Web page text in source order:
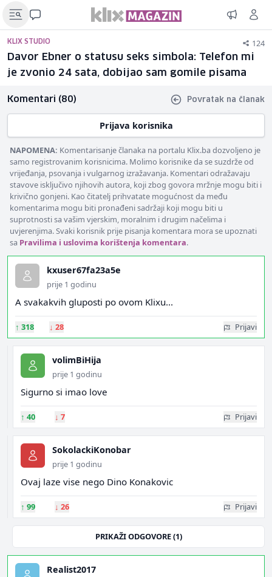
KLIX STUDIO 124
Davor Ebner o statusu seks simbola: Telefon mi
je zvonio 24 sata, dobijao sam gomile pisama
Komentari (80) Povratak na članak
Prijava korisnika
NAPOMENA: Komentarisanje članaka na portalu Klix.ba dozvoljeno je
samo registrovanim korisnicima. Molimo korisnike da se suzdrže od
vrijeđanja, psovanja i vulgarnog izražavanja. Komentari odražavaju
stavove isključivo njihovih autora, koji zbog govora mržnje mogu biti i
krivično gonjeni. Kao čitatelj prihvatate mogućnost da među
komentarima mogu biti pronađeni sadržaji koji mogu biti u
suprotnosti sa vašim vjerskim, moralnim i drugim načelima i
uvjerenjima. Svaki korisnik prije pisanja komentara mora se upoznati
sa Pravilima i uslovima korištenja komentara.
kxuser67fa23a5e
prije 1 godinu
A svakakvih gluposti po ovom Klixu...
↑ 318 ↓ 28 Prijavi
volimBiHija
prije 1 godinu
Sigurno si imao love
↑ 40 ↓ 7 Prijavi
SokolackiKonobar
prije 1 godinu
Ovaj laze vise nego Dino Konakovic
↑ 99 ↓ 26 Prijavi
PRIKAŽI ODGOVORE (1)
Realist2017